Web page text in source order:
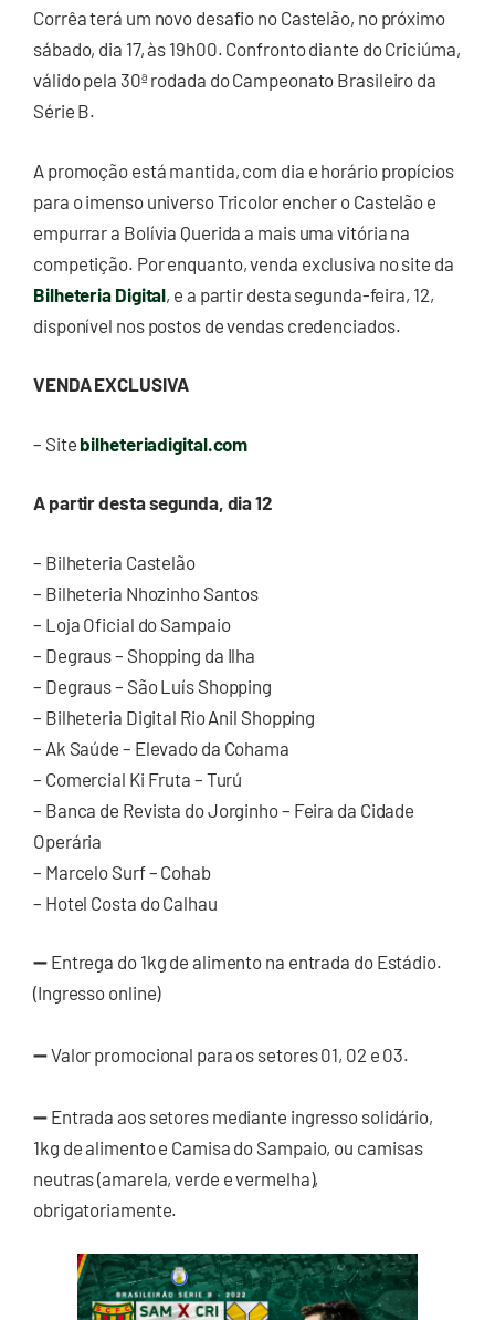
Corrêa terá um novo desafio no Castelão, no próximo
sábado, dia 17, às 19h00. Confronto diante do Criciúma,
válido pela 30ª rodada do Campeonato Brasileiro da
Série B.
A promoção está mantida, com dia e horário propícios
para o imenso universo Tricolor encher o Castelão e
empurrar a Bolívia Querida a mais uma vitória na
competição. Por enquanto, venda exclusiva no site da
Bilheteria Digital, e a partir desta segunda-feira, 12,
disponível nos postos de vendas credenciados.
VENDA EXCLUSIVA
– Site bilheteriadigital.com
A partir desta segunda, dia 12
– Bilheteria Castelão
– Bilheteria Nhozinho Santos
– Loja Oficial do Sampaio
– Degraus – Shopping da Ilha
– Degraus – São Luís Shopping
– Bilheteria Digital Rio Anil Shopping
– Ak Saúde – Elevado da Cohama
– Comercial Ki Fruta – Turú
– Banca de Revista do Jorginho – Feira da Cidade
Operária
– Marcelo Surf – Cohab
– Hotel Costa do Calhau
➖ Entrega do 1kg de alimento na entrada do Estádio.
(Ingresso online)
➖ Valor promocional para os setores 01, 02 e 03.
➖ Entrada aos setores mediante ingresso solidário,
1kg de alimento e Camisa do Sampaio, ou camisas
neutras (amarela, verde e vermelha),
obrigatoriamente.